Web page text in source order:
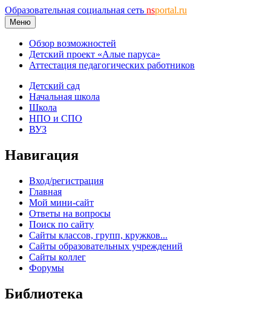
Образовательная социальная сеть nsportal.ru
Меню
Обзор возможностей
Детский проект «Алые паруса»
Аттестация педагогических работников
Детский сад
Начальная школа
Школа
НПО и СПО
ВУЗ
Навигация
Вход/регистрация
Главная
Мой мини-сайт
Ответы на вопросы
Поиск по сайту
Сайты классов, групп, кружков...
Сайты образовательных учреждений
Сайты коллег
Форумы
Библиотека